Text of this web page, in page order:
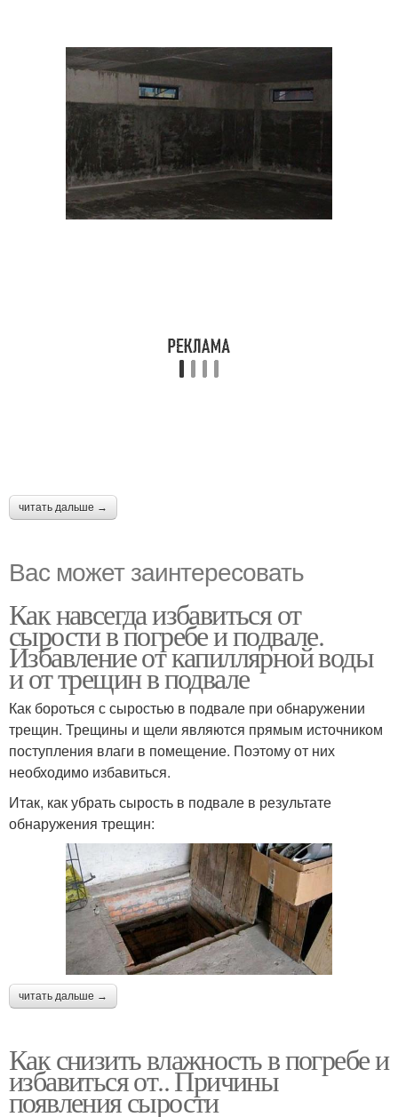
читать дальше →
Вас может заинтересовать
Как навсегда избавиться от
сырости в погребе и подвале.
Избавление от капиллярной воды
и от трещин в подвале
Как бороться с сыростью в подвале при обнаружении
трещин. Трещины и щели являются прямым источником
поступления влаги в помещение. Поэтому от них
необходимо избавиться.
Итак, как убрать сырость в подвале в результате
обнаружения трещин:
читать дальше →
Как снизить влажность в погребе и
избавиться от.. Причины
появления сырости